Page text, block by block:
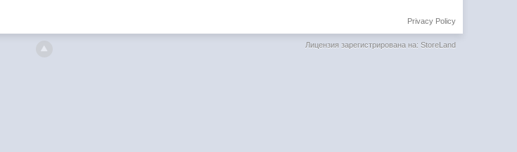
Privacy Policy
Лицензия зарегистрирована на: StoreLand